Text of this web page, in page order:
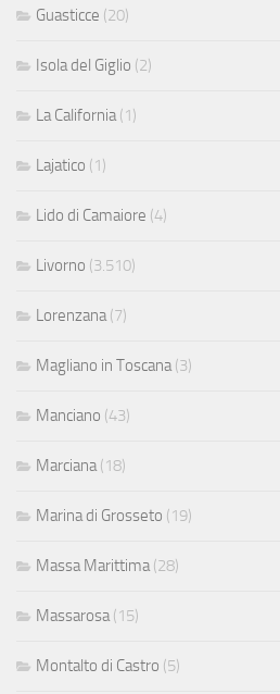
Guasticce (20)
Isola del Giglio (2)
La California (1)
Lajatico (1)
Lido di Camaiore (4)
Livorno (3.510)
Lorenzana (7)
Magliano in Toscana (3)
Manciano (43)
Marciana (18)
Marina di Grosseto (19)
Massa Marittima (28)
Massarosa (15)
Montalto di Castro (5)